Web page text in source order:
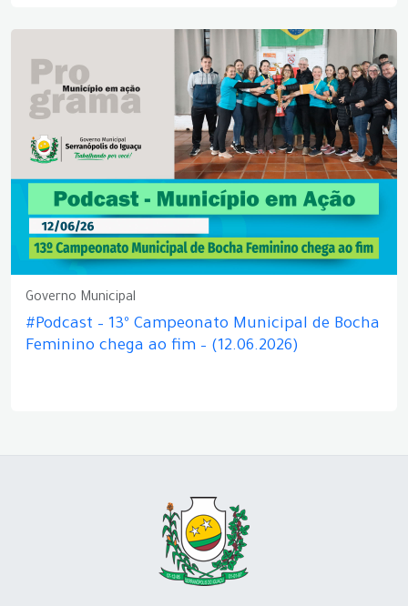
Governo Municipal
#Podcast – 13º Campeonato Municipal de Bocha
Feminino chega ao fim – (12.06.2026)